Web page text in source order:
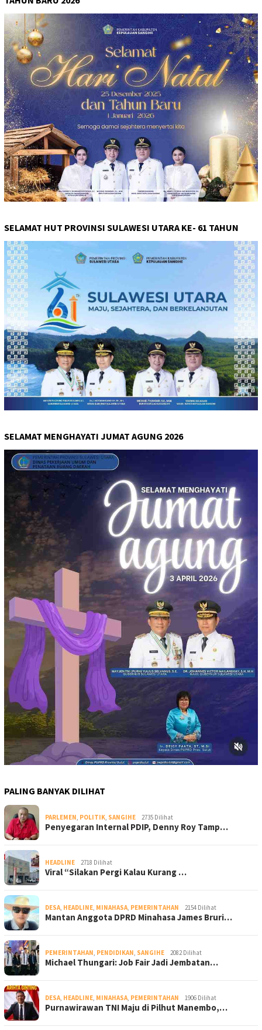
SELAMAT HUT PROVINSI SULAWESI UTARA KE- 61 TAHUN
SELAMAT MENGHAYATI JUMAT AGUNG 2026
PALING BANYAK DILIHAT
PARLEMEN, POLITIK, SANGIHE 2735 Dilihat
Penyegaran Internal PDIP, Denny Roy Tamp…
HEADLINE 2718 Dilihat
Viral “Silakan Pergi Kalau Kurang …
DESA, HEADLINE, MINAHASA, PEMERINTAHAN 2154 Dilihat
Mantan Anggota DPRD Minahasa James Bruri…
PEMERINTAHAN, PENDIDIKAN, SANGIHE 2082 Dilihat
Michael Thungari: Job Fair Jadi Jembatan…
DESA, HEADLINE, MINAHASA, PEMERINTAHAN 1906 Dilihat
Purnawirawan TNI Maju di Pilhut Manembo,…